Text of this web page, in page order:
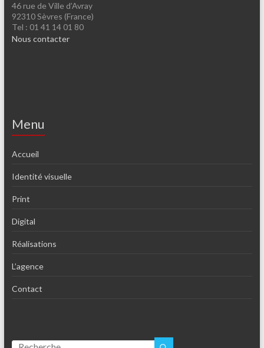
46 rue de Ville d’Avray
92310 Sèvres (France)
Tel : 01 41 14 01 80
Nous contacter
Menu
Accueil
Identité visuelle
Print
Digital
Réalisations
L’agence
Contact